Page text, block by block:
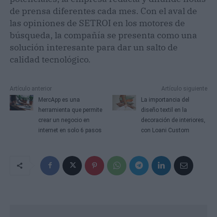
de prensa diferentes cada mes. Con el aval de
las opiniones de SETROI en los motores de
búsqueda, la compañía se presenta como una
solución interesante para dar un salto de
calidad tecnológico.
Artículo anterior
MercApp es una
herramienta que permite
crear un negocio en
internet en solo 6 pasos
Artículo siguiente
La importancia del
diseño textil en la
decoración de interiores,
con Loani Custom